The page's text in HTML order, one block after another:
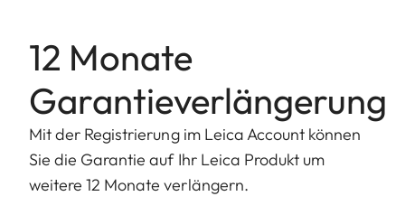
12 Monate
Garantieverlängerung
Mit der Registrierung im Leica Account können
Sie die Garantie auf Ihr Leica Produkt um
weitere 12 Monate verlängern.